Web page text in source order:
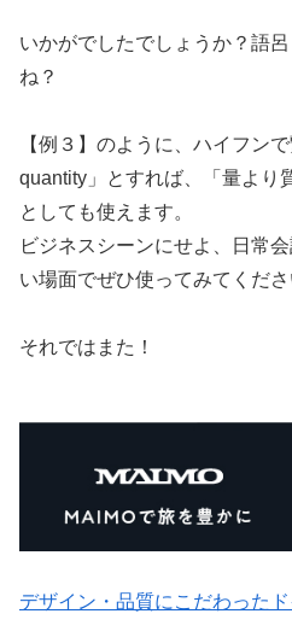
いかがでしたでしょうか？語
ね？
【例３】のように、ハイフン
quantity」とすれば、「量より
としても使えます。
ビジネスシーンにせよ、日常
い場面でぜひ使ってみてくださ
それではまた！
デザイン・品質にこだわった